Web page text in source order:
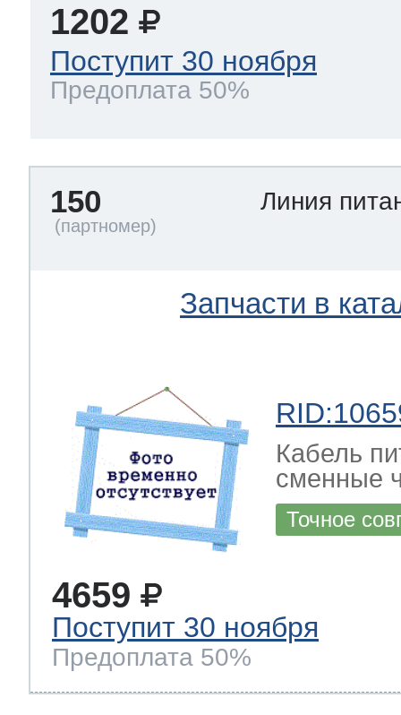
1202
Поступит 30 ноября
Предоплата 50%
150 Линия
Запчасти в
Кабель
сменные
Точное
4659
Поступит 30 ноября
Предоплата 50%